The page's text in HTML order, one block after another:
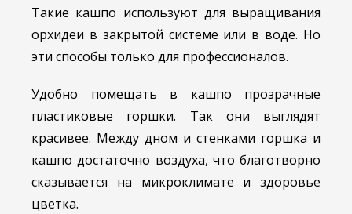
Такие кашпо используют для выращивания
орхидеи в закрытой системе или в воде. Но
эти способы только для профессионалов.
Удобно помещать в кашпо прозрачные
пластиковые горшки. Так они выглядят
красивее. Между дном и стенками горшка и
кашпо достаточно воздуха, что благотворно
сказывается на микроклимате и здоровье
цветка.